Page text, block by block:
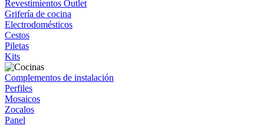
Revestimientos Outlet
Grifería de cocina
Electrodomésticos
Cestos
Piletas
Kits
Complementos de instalación
Perfiles
Mosaicos
Zocalos
Panel